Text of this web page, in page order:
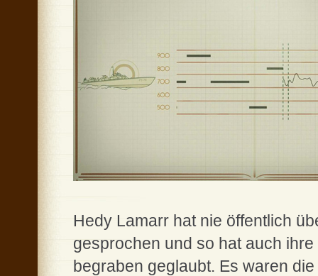
Hedy Lamarr hat nie öffentlich
gesprochen und so hat auch
begraben geglaubt. Es waren